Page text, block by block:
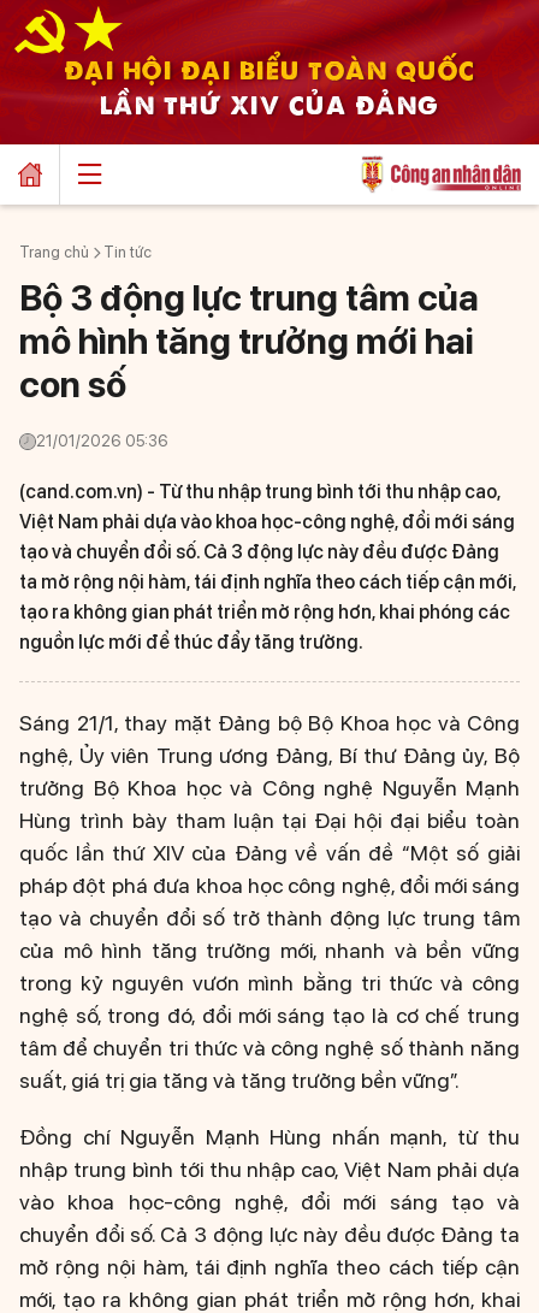
ĐẠI HỘI ĐẠI BIỂU TOÀN QUỐC
LẦN THỨ XIV CỦA ĐẢNG
Trang chủ Tin tức
Bộ 3 động lực trung tâm của
mô hình tăng trưởng mới hai
con số
21/01/2026 05:36
(cand.com.vn) - Từ thu nhập trung bình tới thu nhập cao,
Việt Nam phải dựa vào khoa học-công nghệ, đổi mới sáng
tạo và chuyển đổi số. Cả 3 động lực này đều được Đảng
ta mở rộng nội hàm, tái định nghĩa theo cách tiếp cận mới,
tạo ra không gian phát triển mở rộng hơn, khai phóng các
nguồn lực mới để thúc đẩy tăng trưởng.
Sáng 21/1, thay mặt Đảng bộ Bộ Khoa học và Công
nghệ, Ủy viên Trung ương Đảng, Bí thư Đảng ủy, Bộ
trưởng Bộ Khoa học và Công nghệ Nguyễn Mạnh
Hùng trình bày tham luận tại Đại hội đại biểu toàn
quốc lần thứ XIV của Đảng về vấn đề “Một số giải
pháp đột phá đưa khoa học công nghệ, đổi mới sáng
tạo và chuyển đổi số trở thành động lực trung tâm
của mô hình tăng trưởng mới, nhanh và bền vững
trong kỷ nguyên vươn mình bằng tri thức và công
nghệ số, trong đó, đổi mới sáng tạo là cơ chế trung
tâm để chuyển tri thức và công nghệ số thành năng
suất, giá trị gia tăng và tăng trưởng bền vững”.
Đồng chí Nguyễn Mạnh Hùng nhấn mạnh, từ thu
nhập trung bình tới thu nhập cao, Việt Nam phải dựa
vào khoa học-công nghệ, đổi mới sáng tạo và
chuyển đổi số. Cả 3 động lực này đều được Đảng ta
mở rộng nội hàm, tái định nghĩa theo cách tiếp cận
mới, tạo ra không gian phát triển mở rộng hơn, khai